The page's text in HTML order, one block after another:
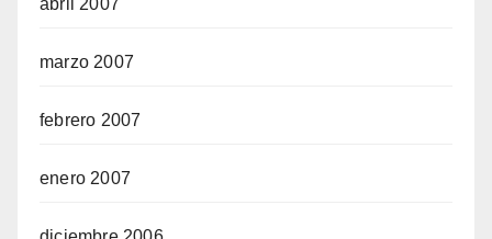
marzo 2007
febrero 2007
enero 2007